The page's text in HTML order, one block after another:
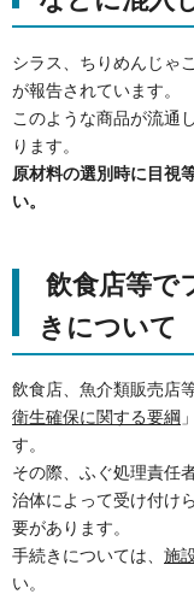
シラス、ちりめんじゃ
が報告されています。
このような商品が流通
ります。
原材料の選別時に目視
い。
飲食店等で
きについて
飲食店、魚介類販売店
衛生確保に関する要綱
す。
その際、ふぐ処理責任
治体によって受け付け
要があります。
手続きについては、 施
い。